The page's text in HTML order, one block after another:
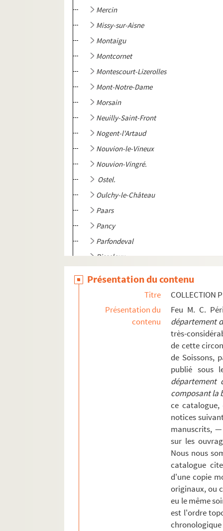
Mercin
Missy-sur-Aisne
Montaigu
Montcornet
Montescourt-Lizerolles
Mont-Notre-Dame
Morsain
Neuilly-Saint-Front
Nogent-l'Artaud
Nouvion-le-Vineux
Nouvion-Vingré.
Ostel.
Oulchy-le-Château
Paars
Pancy
Parfondeval
Pisseleux
Saint-Christophe-à-Berry
Présentation du contenu
Titre
COLLECTION
Présentation du
contenu
Feu M. C.
département
très-
de cette
de Soissons,
publié sous
département
composant la
ce
notices
manuscrits, —
sur les
Nous nous
catalogue
d'une copie
originaux, ou
eu le même
est l'ordre
chronologique